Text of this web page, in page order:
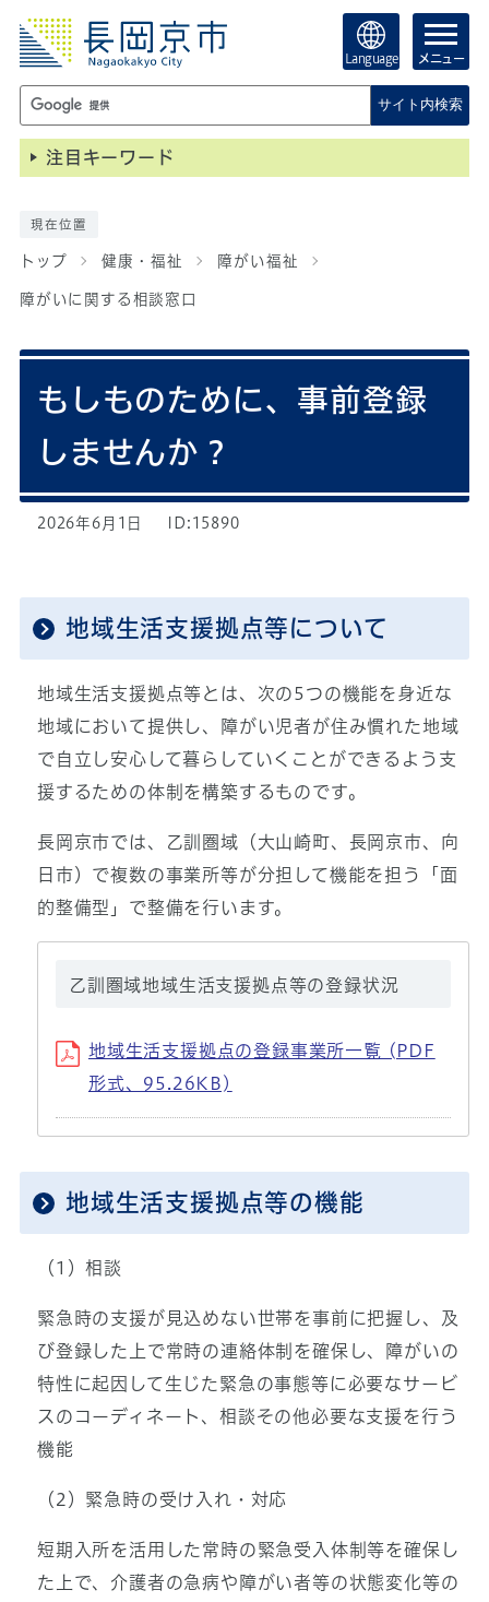
Language メニュー
サイト内検索
注目キーワード
現在位置
トップ 健康・福祉 障がい福祉
障がいに関する相談窓口
もしものために、事前登録
しませんか？
2026年6月1日 ID:15890
地域生活支援拠点等について
地域生活支援拠点等とは、次の5つの機能を身近な
地域において提供し、障がい児者が住み慣れた地域
で自立し安心して暮らしていくことができるよう支
援するための体制を構築するものです。
長岡京市では、乙訓圏域（大山崎町、長岡京市、向
日市）で複数の事業所等が分担して機能を担う「面
的整備型」で整備を行います。
乙訓圏域地域生活支援拠点等の登録状況
地域生活支援拠点の登録事業所一覧 (PDF
形式、95.26KB)
地域生活支援拠点等の機能
（1）相談
緊急時の支援が見込めない世帯を事前に把握し、及
び登録した上で常時の連絡体制を確保し、障がいの
特性に起因して生じた緊急の事態等に必要なサービ
スのコーディネート、相談その他必要な支援を行う
機能
（2）緊急時の受け入れ・対応
短期入所を活用した常時の緊急受入体制等を確保し
た上で、介護者の急病や障がい者等の状態変化等の